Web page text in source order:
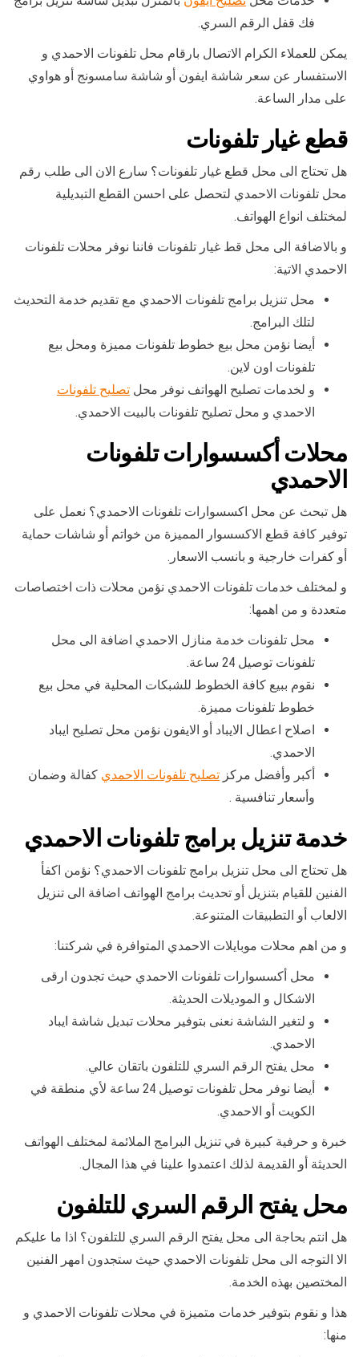
فك قفل الرقم السري.
يمكن للعملاء الكرام الاتصال بارقام محل تلفونات الاحمدي و
الاستفسار عن سعر شاشة ايفون أو شاشة سامسونج أو هواوي
على مدار الساعة.
قطع غيار تلفونات
هل تحتاج الى محل قطع غيار تلفونات؟ سارع الان الى طلب رقم
محل تلفونات الاحمدي لتحصل على احسن القطع التبديلية
لمختلف انواع الهواتف.
و بالاضافة الى محل قط غيار تلفونات فاننا نوفر محلات تلفونات
الاحمدي الاتية:
محل تنزيل برامج تلفونات الاحمدي مع تقديم خدمة التحديث
لتلك البرامج.
أيضا نؤمن محل بيع خطوط تلفونات مميزة ومحل بيع
تلفونات اون لاين.
و لخدمات تصليح الهواتف نوفر محل تصليح تلفونات
الاحمدي و محل تصليح تلفونات بالبيت الاحمدي.
محلات أكسسوارات تلفونات
الاحمدي
هل تبحث عن محل اكسسوارات تلفونات الاحمدي؟ نعمل على
توفير كافة قطع الاكسسوار المميزة من خواتم أو شاشات حماية
أو كفرات خارجية و بانسب الاسعار.
و لمختلف خدمات تلفونات الاحمدي نؤمن محلات ذات اختصاصات
متعددة و من اهمها:
محل تلفونات خدمة منازل الاحمدي اضافة الى محل
تلفونات توصيل 24 ساعة.
نقوم ببيع كافة الخطوط للشبكات المحلية في محل بيع
خطوط تلفونات مميزة.
اصلاح اعطال الايباد أو الايفون نؤمن محل تصليح ايباد
الاحمدي.
أكبر وأفضل مركز تصليح تلفونات الاحمدي كفالة وضمان
وأسعار تنافسية .
خدمة تنزيل برامج تلفونات الاحمدي
هل تحتاج الى محل تنزيل برامج تلفونات الاحمدي؟ نؤمن اكفأ
الفنين للقيام بتنزيل أو تحديث برامج الهواتف اضافة الى تنزيل
الالعاب أو التطبيقات المتنوعة.
و من اهم محلات موبايلات الاحمدي المتوافرة في شركتنا:
محل أكسسوارات تلفونات الاحمدي حيث تجدون ارقى
الاشكال و الموديلات الحديثة.
و لتغير الشاشة نعنى بتوفير محلات تبديل شاشة ايباد
الاحمدي.
محل يفتح الرقم السري للتلفون باتقان عالي.
أيضا نوفر محل تلفونات توصيل 24 ساعة لأي منطقة في
الكويت أو الاحمدي.
خبرة و حرفية كبيرة في تنزيل البرامج الملائمة لمختلف الهواتف
الحديثة أو القديمة لذلك اعتمدوا علينا في هذا المجال.
محل يفتح الرقم السري للتلفون
هل انتم بحاجة الى محل يفتح الرقم السري للتلفون؟ اذا ما عليكم
الا التوجه الى محل تلفونات الاحمدي حيث ستجدون امهر الفنين
المختصين بهذه الخدمة.
هذا و نقوم بتوفير خدمات متميزة في محلات تلفونات الاحمدي و
منها: